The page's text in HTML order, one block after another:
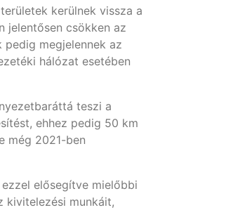
kerülnek vissza a
jelentősen csökken az
megjelennek az
hálózat esetében
teszi a
ehhez pedig 50 km
még 2021-ben
elősegítve mielőbbi
kivitelezési munkáit,